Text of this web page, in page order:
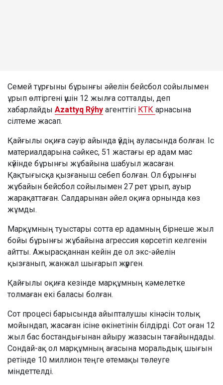
Семей тұрғыны бұрынғы әйелін бейсбол сойылымен
ұрып өлтіргені үшін 12 жылға сотталды, деп
хабарлайды Azattyq Rýhy агенттігі КТК арнасына
сілтеме жасап.
Қайғылы оқиға сәуір айында үйдің ауласында болған. Іс
материалдарына сәйкес, 51 жастағы ер адам мас
күйінде бұрынғы жұбайына шабуыл жасаған.
Қақтығысқа қызғаныш себеп болған. Ол бұрынғы
жұбайын бейсбол сойылымен 27 рет ұрып, ауыр
жарақаттаған. Салдарынан әйел оқиға орнында көз
жұмды.
Марқұмның туыстары сотта ер адамның бірнеше жыл
бойы бұрынғы жұбайына агрессия көрсетіп келгенін
айтты. Ажырасқаннан кейін де ол экс-әйелін
қызғанып, жанжал шығарып жүрген.
Қайғылы оқиға кезінде марқұмның кәмелетке
толмаған екі баласы болған.
Сот процесі барысында айыпталушы кінәсін толық
мойындап, жасаған ісіне өкінетінін білдірді. Сот оған 12
жыл бас бостандығынан айыру жазасын тағайындады.
Сондай-ақ ол марқұмның ағасына моральдық шығын
ретінде 10 миллион теңге өтемақы төлеуге
міндеттелді.